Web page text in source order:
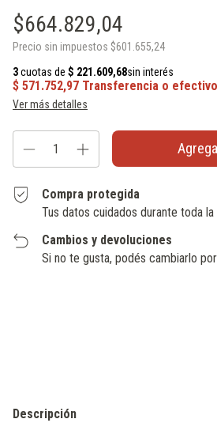
$664.829,04
Precio sin impuestos $601.655,24
Ver más detalles
Compra protegida
Tus datos cuidados durante toda la
Cambios y devoluciones
Si no te gusta, podés cambiarlo
Descripción